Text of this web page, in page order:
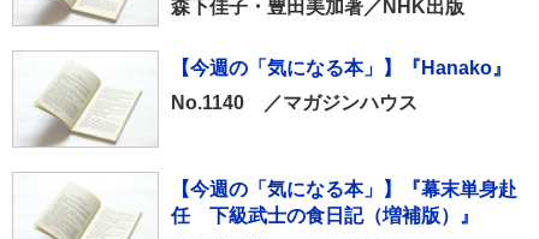
森下佳子・豊田美加著／NHK出版
【今週の「気になる本」】『Hanako』
No.1140 ／マガジンハウス
【今週の「気になる本」】『幕末単身赴
任 下級武士の食日記（増補版）』